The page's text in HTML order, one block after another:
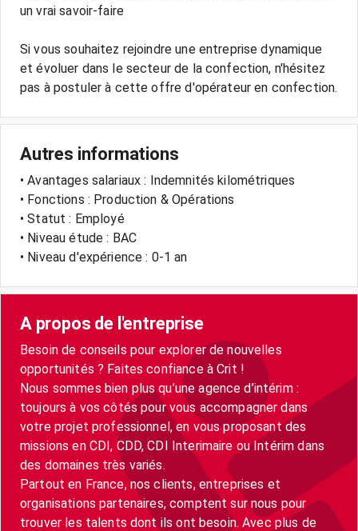
un vrai savoir-faire
Si vous souhaitez rejoindre une entreprise dynamique
et évoluer dans le secteur de la confection, n'hésitez
Autres informations
• Avantages salariaux : Indemnités kilométriques
• Fonctions : Production & Opérations
• Statut : Employé
• Niveau étude : BAC
• Niveau d'expérience : 0-1 an
A propos de l'entreprise
Besoin de conseils pour explorer de nouvelles
opportunités ? Faites confiance à Crit !
Nous sommes bien plus qu’une agence d’intérim :
toujours à vos côtés pour vous accompagner dans
votre projet professionnel, en vous proposant des
missions en CDI, CDD, CDI Interimaire ou Intérim dans
des domaines très variés.
Partout en France, nos clients, entreprises et
organisations partenaires, comptent sur nous pour
trouver les talents dont ils ont besoin. Avec plus de